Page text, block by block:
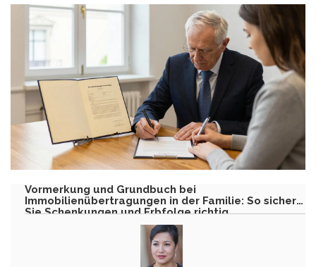
Vormerkung und Grundbuch bei
Immobilienübertragungen in der Familie: So sichern
Sie Schenkungen und Erbfolge richtig